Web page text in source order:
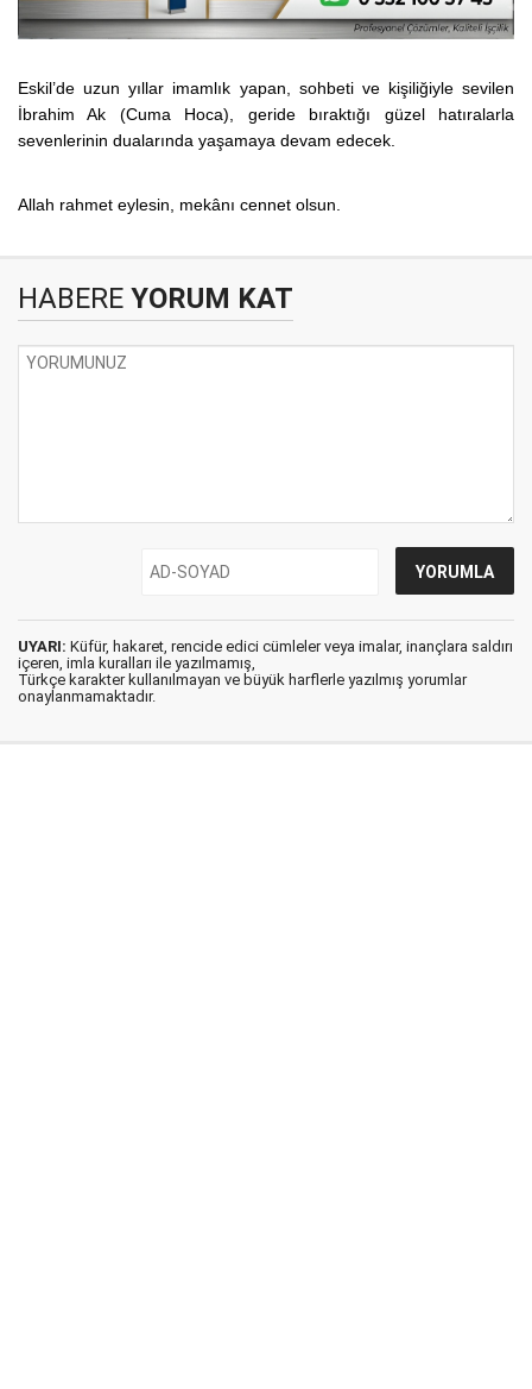
Eskil’de uzun yıllar imamlık yapan, sohbeti ve kişiliğiyle sevilen
İbrahim Ak (Cuma Hoca), geride bıraktığı güzel hatıralarla
sevenlerinin dualarında yaşamaya devam edecek.
Allah rahmet eylesin, mekânı cennet olsun.
HABERE YORUM KAT
UYARI: Küfür, hakaret, rencide edici cümleler veya imalar, inançlara saldırı
içeren, imla kuralları ile yazılmamış,
Türkçe karakter kullanılmayan ve büyük harflerle yazılmış yorumlar
onaylanmamaktadır.